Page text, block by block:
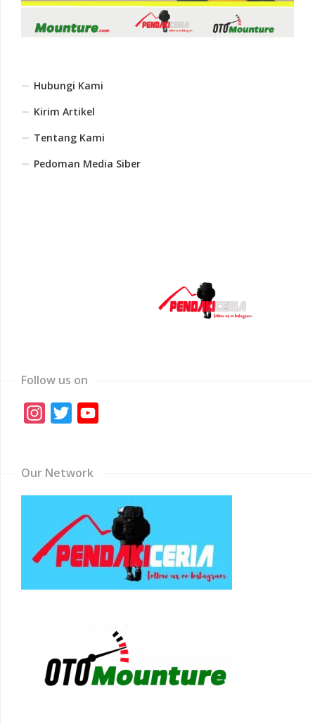
Hubungi Kami
Kirim Artikel
Tentang Kami
Pedoman Media Siber
Follow us on
Instagram
Twitter
Our Network